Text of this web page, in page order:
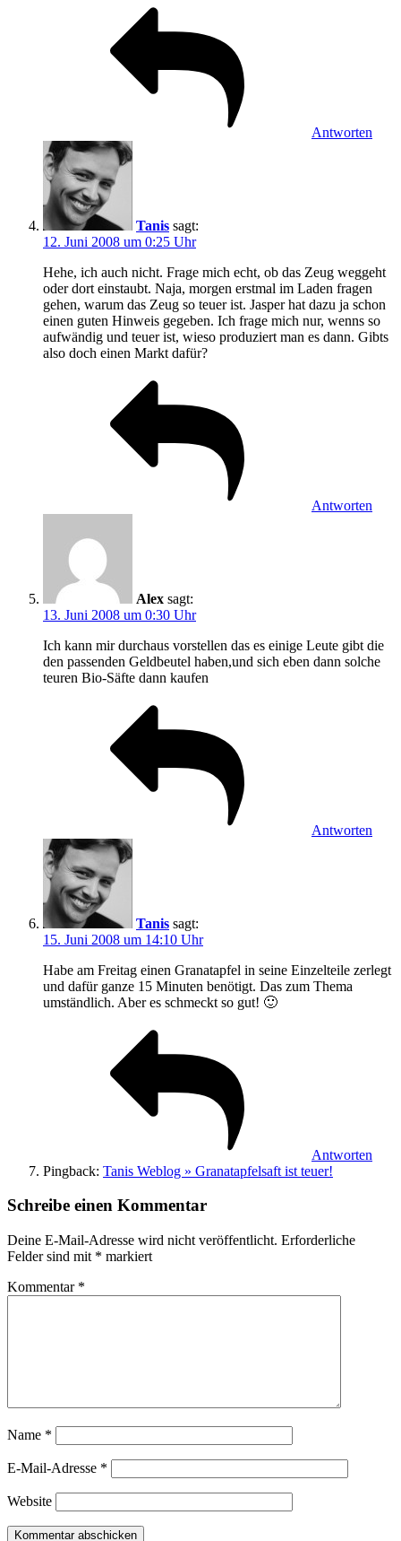
Antworten
Tanis sagt:
12. Juni 2008 um 0:25 Uhr
Hehe, ich auch nicht. Frage mich echt, ob das Zeug weggeht
oder dort einstaubt. Naja, morgen erstmal im Laden fragen
gehen, warum das Zeug so teuer ist. Jasper hat dazu ja schon
einen guten Hinweis gegeben. Ich frage mich nur, wenns so
aufwändig und teuer ist, wieso produziert man es dann. Gibts
also doch einen Markt dafür?
Antworten
Alex sagt:
13. Juni 2008 um 0:30 Uhr
Ich kann mir durchaus vorstellen das es einige Leute gibt die
den passenden Geldbeutel haben,und sich eben dann solche
teuren Bio-Säfte dann kaufen
Antworten
Tanis sagt:
15. Juni 2008 um 14:10 Uhr
Habe am Freitag einen Granatapfel in seine Einzelteile zerlegt
und dafür ganze 15 Minuten benötigt. Das zum Thema
umständlich. Aber es schmeckt so gut! 🙂
Antworten
Pingback: Tanis Weblog » Granatapfelsaft ist teuer!
Schreibe einen Kommentar
Deine E-Mail-Adresse wird nicht veröffentlicht. Erforderliche
Felder sind mit * markiert
Kommentar *
Name *
E-Mail-Adresse *
Website